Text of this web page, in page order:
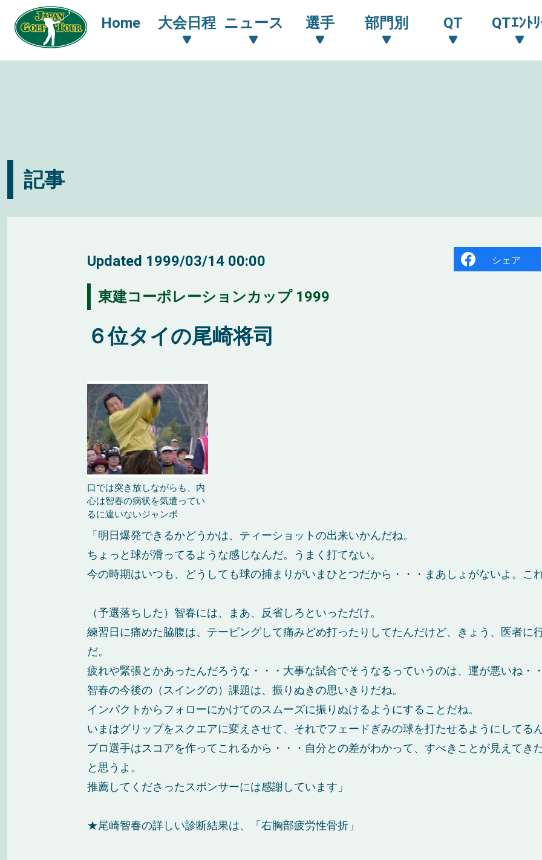
Home 大会日程 ニュース 選手 部門別 QT QTｴﾝﾄ
記事
Updated 1999/03/14 00:00 シェア
東建コーポレーションカップ 1999
６位タイの尾崎将司
口では突き放しながらも、内
心は智春の病状を気遣ってい
るに違いないジャンボ
「明日爆発できるかどうかは、ティーショットの出来いかんだね。
ちょっと球が滑ってるような感じなんだ。うまく打てない。
今の時期はいつも、どうしても球の捕まりがいまひとつだから・・・まあしょがないよ。こ
（予選落ちした）智春には、まあ、反省しろといっただけ。
練習日に痛めた脇腹は、テーピングして痛みどめ打ったりしてたんだけど、きょう、医者に
だ。
疲れや緊張とかあったんだろうな・・・大事な試合でそうなるっていうのは、運が悪いね・・
智春の今後の（スイングの）課題は、振りぬきの思いきりだね。
インパクトからフォローにかけてのスムーズに振りぬけるようにすることだね。
いまはグリップをスクエアに変えさせて、それでフェードぎみの球を打たせるようにしてる
プロ選手はスコアを作ってこれるから・・・自分との差がわかって、すべきことが見えてき
と思うよ。
推薦してくださったスポンサーには感謝しています」
★尾崎智春の詳しい診断結果は、「右胸部疲労性骨折」